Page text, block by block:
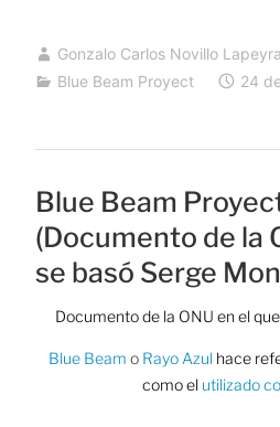
Gonzalo Carlos Novillo Lapeyra
Blue Beam Proyect
24
Blue Beam
(Documento de la
se basó Serge
Documento de la ONU en el
Blue Beam o Rayo Azul hace
como el utilizado